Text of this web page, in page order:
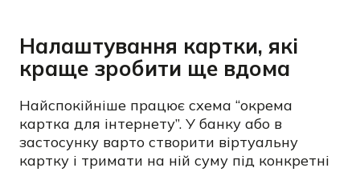
Налаштування картки, які
краще зробити ще вдома
Найспокійніше працює схема “окрема
картка для інтернету”. У банку або в
застосунку варто створити віртуальну
картку і тримати на ній суму під конкретні